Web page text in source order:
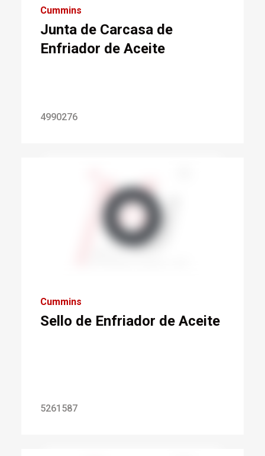
Cummins
Junta de Carcasa de
Enfriador de Aceite
4990276
Cummins
Sello de Enfriador de Aceite
5261587